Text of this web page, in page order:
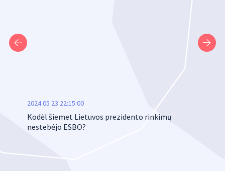
2024 05 23 22:15:00
Kodėl šiemet Lietuvos prezidento rinkimų
nestebėjo ESBO?